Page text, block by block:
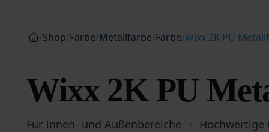
/Shop/Farbe/Metallfarbe/Farbe/Wixx 2K PU
Wixx 2K PU
Für Innen- und Außenbereiche Hochwertige